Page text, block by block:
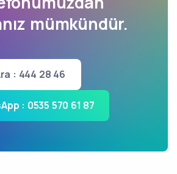
mümkündür.
: 444 28 46
: 0535 570 61 87